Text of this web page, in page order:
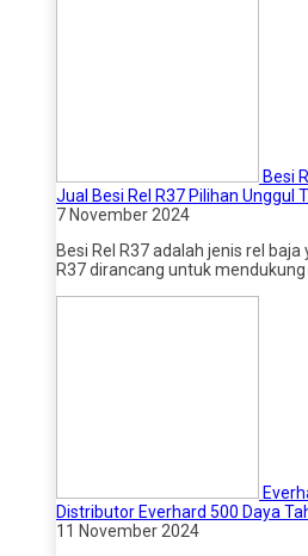
Besi
Jual Besi Rel R37 Pilihan Unggul
7 November 2024
Besi Rel R37 adalah jenis rel
R37 dirancang untuk
Distributor Everhard 500 Daya
11 November 2024